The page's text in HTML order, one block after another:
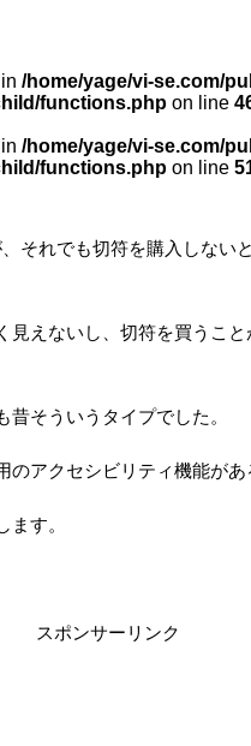
/home/yage/vi-se.com/
functions.php on line
/home/yage/vi-se.com/
functions.php on line
それでも切符を購入しない
見えないし、切符を買うこ
そういうタイプでした。
のアクセシビリティ機能が
す。
スポンサーリンク